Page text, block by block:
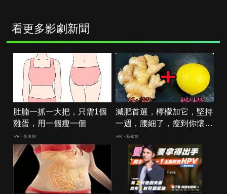
看更多影劇新聞
肚腩一抓一大把，只需1個
雞蛋，用一個瘦一個
PR・新素簡
減肥首選，檸檬加它，堅持
一週，腰細了，瘦到你懷疑
人生
PR・新素簡